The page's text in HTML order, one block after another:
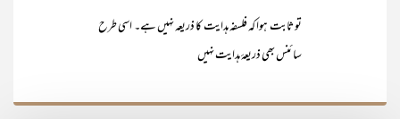
تو ثابت ہوا کہ فلسفہ ہدایت کا ذریعہ نہیں ہے۔ اسی طرح
سائنس بھی ذریعۂ ہدایت نہیں